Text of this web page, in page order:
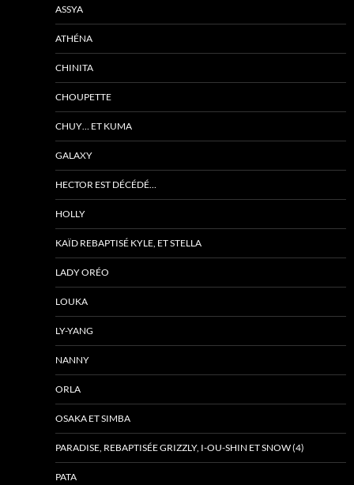
ASSYA
ATHÉNA
CHINITA
CHOUPETTE
CHUY… ET KUMA
GALAXY
HECTOR EST DÉCÉDÉ…
HOLLY
KAÏD REBAPTISÉ KYLE, ET STELLA
LADY ORÉO
LOUKA
LY-YANG
NANNY
ORLA
OSAKA ET SIMBA
PARADISE, REBAPTISÉE GRIZZLY, I-OU-SHIN ET SNOW (4)
PATA